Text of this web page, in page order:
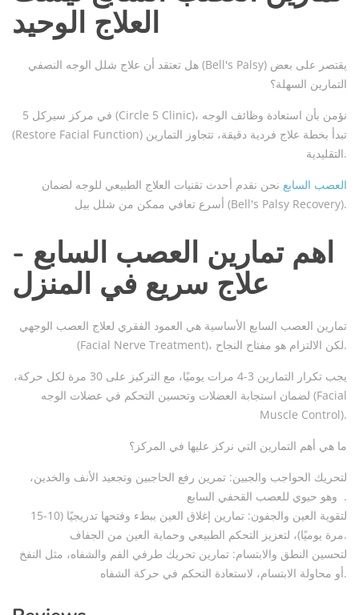
العلاج الوحيد
هل تعتقد أن علاج شلل الوجه النصفي (Bell's Palsy) يقتصر على بعض
التمارين السهلة؟
في مركز سيركل 5 (Circle 5 Clinic)، نؤمن بأن استعادة وظائف الوجه
(Restore Facial Function) تبدأ بخطة علاج فردية دقيقة، تتجاوز التمارين
التقليدية.
العصب السابع نحن نقدم أحدث تقنيات العلاج الطبيعي للوجه لضمان
أسرع تعافي ممكن من شلل بيل (Bell's Palsy Recovery).
اهم تمارين العصب السابع -
علاج سريع في المنزل
تمارين العصب السابع الأساسية هي العمود الفقري لعلاج العصب الوجهي
(Facial Nerve Treatment)، لكن الالتزام هو مفتاح النجاح.
يجب تكرار التمارين 3-4 مرات يوميًا، مع التركيز على 30 مرة لكل حركة،
لضمان استجابة العضلات وتحسين التحكم في عضلات الوجه (Facial
Muscle Control).
ما هي أهم التمارين التي نركز عليها في المركز؟
لتحريك الحواجب والجبين: تمرين رفع الحاجبين وتجعيد الأنف والخدين،
وهو حيوي للعصب القحفي السابع .
لتقوية العين والجفون: تمارين إغلاق العين ببطء وفتحها تدريجيًا (10-15
مرة يوميًا)، لتعزيز التحكم الطبيعي وحماية العين من الجفاف.
لتحسين النطق والابتسام: تمارين تحريك طرفي الفم والشفاه، مثل النفخ
أو محاولة الابتسام، لاستعادة التحكم في حركة الشفاه.